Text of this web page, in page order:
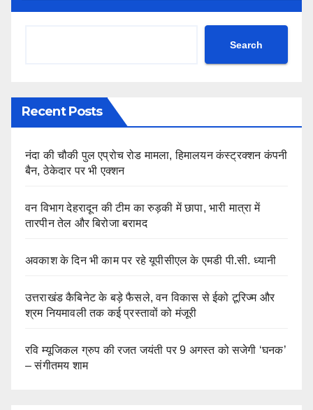
Search
Recent Posts
नंदा की चौकी पुल एप्रोच रोड मामला, हिमालयन कंस्ट्रक्शन कंपनी
बैन, ठेकेदार पर भी एक्शन
वन विभाग देहरादून की टीम का रुड़की में छापा, भारी मात्रा में
तारपीन तेल और बिरोजा बरामद
अवकाश के दिन भी काम पर रहे यूपीसीएल के एमडी पी.सी. ध्यानी
उत्तराखंड कैबिनेट के बड़े फैसले, वन विकास से ईको टूरिज्म और
श्रम नियमावली तक कई प्रस्तावों को मंजूरी
रवि म्यूजिकल ग्रुप की रजत जयंती पर 9 अगस्त को सजेगी ‘घनक’
– संगीतमय शाम